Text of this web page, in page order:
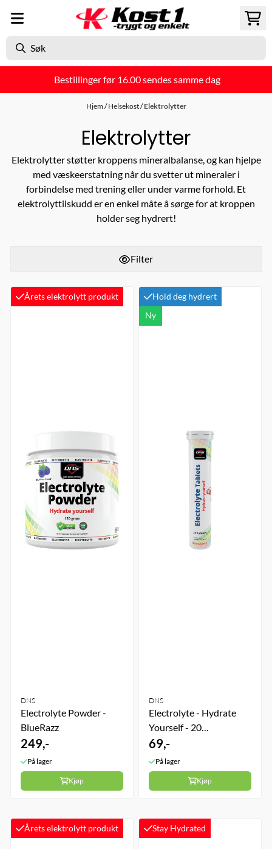
Hopp til innhold
Bestillinger før 16.00 sendes samme dag
Hjem/Helsekost/Elektrolytter
Elektrolytter
Elektrolytter støtter kroppens mineralbalanse, og kan hjelpe
med væskeerstatning når du svetter ut mineraler i
forbindelse med trening eller under varme forhold. Et
elektrolyttilskudd er en enkel måte å sørge for at kroppen
holder seg hydrert!
Filter
Årets elektrolytt produkt
DNS
Electrolyte Powder -
BlueRazz
249,-
På lager
Kjøp
Hold deg hydrert
Ny
DNS
Electrolyte - Hydrate
Yourself - 20
Brusetabletter -
Strawberry
69,-
På lager
Kjøp
Årets elektrolytt produkt Stay Hydrated